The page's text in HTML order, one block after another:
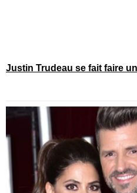
Justin Trudeau se fait faire